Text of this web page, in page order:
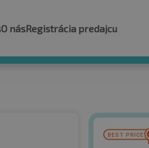
O násRegistrácia predajcu